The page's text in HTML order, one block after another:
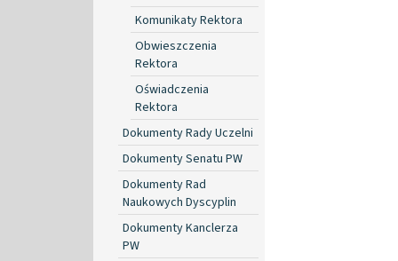
Komunikaty Rektora
Obwieszczenia
Rektora
Oświadczenia
Rektora
Dokumenty Rady Uczelni
Dokumenty Senatu PW
Dokumenty Rad
Naukowych Dyscyplin
Dokumenty Kanclerza
PW